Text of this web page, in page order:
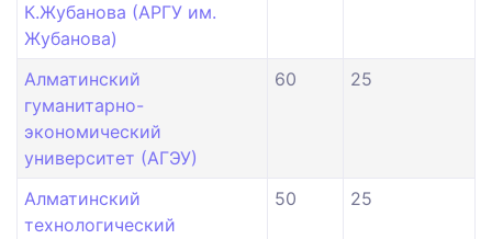
К.Жубанова (АРГУ им.
Жубанова)
Алматинский
гуманитарно-
экономический
университет (АГЭУ)
60 25
Алматинский
технологический
50 25